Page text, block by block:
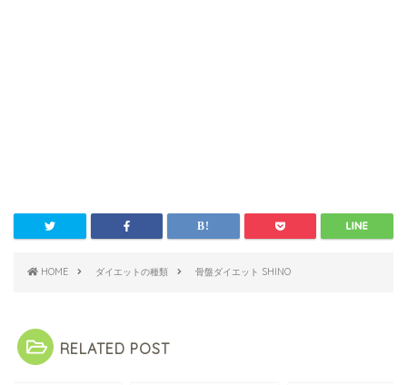
HOME ダイエットの種類 骨盤ダイエット SHINO
RELATED POST